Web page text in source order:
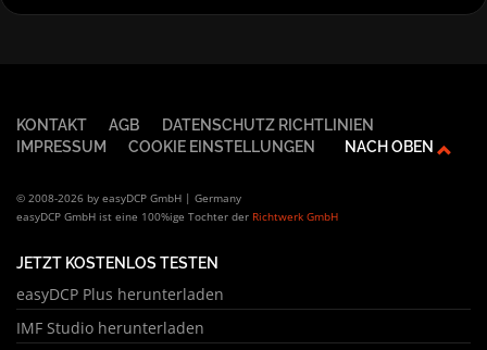
KONTAKT AGB
DATENSCHUTZ RICHTLINIEN
IMPRESSUM
COOKIE EINSTELLUNGEN NACH OBEN
© 2008-2026 by easyDCP GmbH | Germany
easyDCP GmbH ist eine 100%ige Tochter der Richtwerk GmbH
JETZT KOSTENLOS TESTEN
easyDCP Plus herunterladen
IMF Studio herunterladen